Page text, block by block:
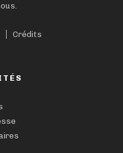
Crédits